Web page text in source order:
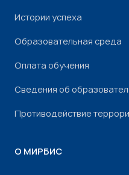
Истории успеха
Образовательная среда
Оплата обучения
Сведения об
Противодействие
О МИРБИС